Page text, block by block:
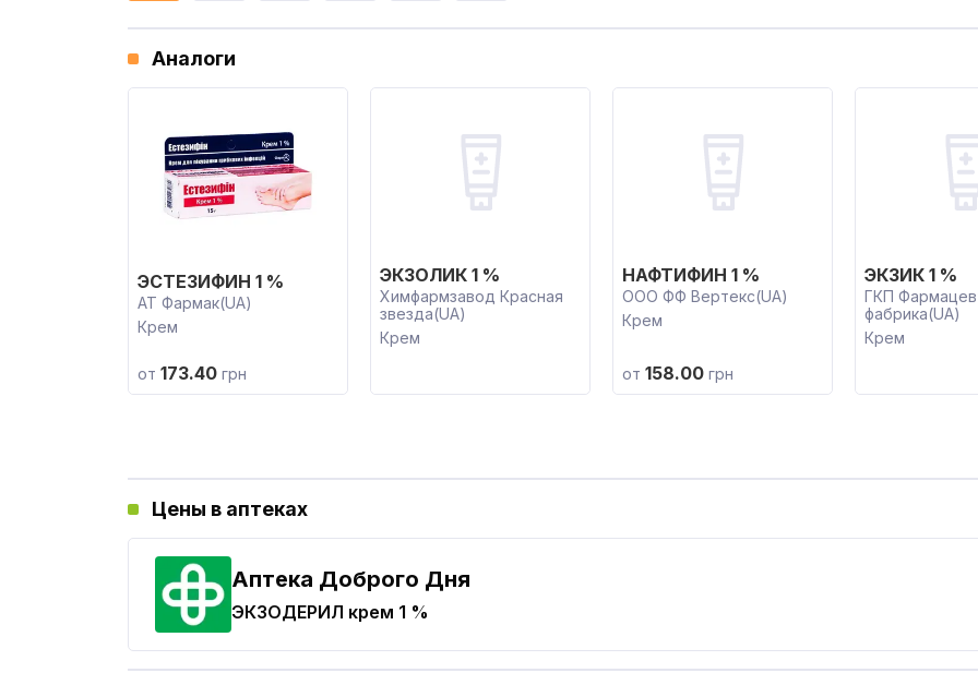
Аналоги
ЭСТЕЗИФИН 1 %
АТ Фармак(UA)
Крем
от 173.40 грн
ЭКЗОЛИК 1 %
Химфармзавод Красная
звезда(UA)
Крем
НАФТИФИН 1 %
ООО ФФ Вертекс(UA)
Крем
от 158.00 грн
ЭКЗИК 1 %
ГКП
фабрика(UA)
Крем
Цены в аптеках
Аптека Доброго Дня
ЭКЗОДЕРИЛ крем 1 %